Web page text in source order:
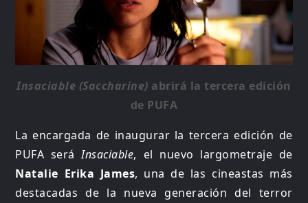
Insaciable (Saccharine) abrirá la tercera edición
de PUFA
La encargada de inaugurar la tercera edición de
PUFA seráInsaciable, el nuevo largometraje de
Natalie Erika James, una de las cineastas más
destacadas de la nueva generación del terror